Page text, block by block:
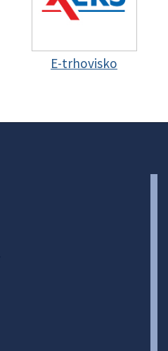
E-trhovisko